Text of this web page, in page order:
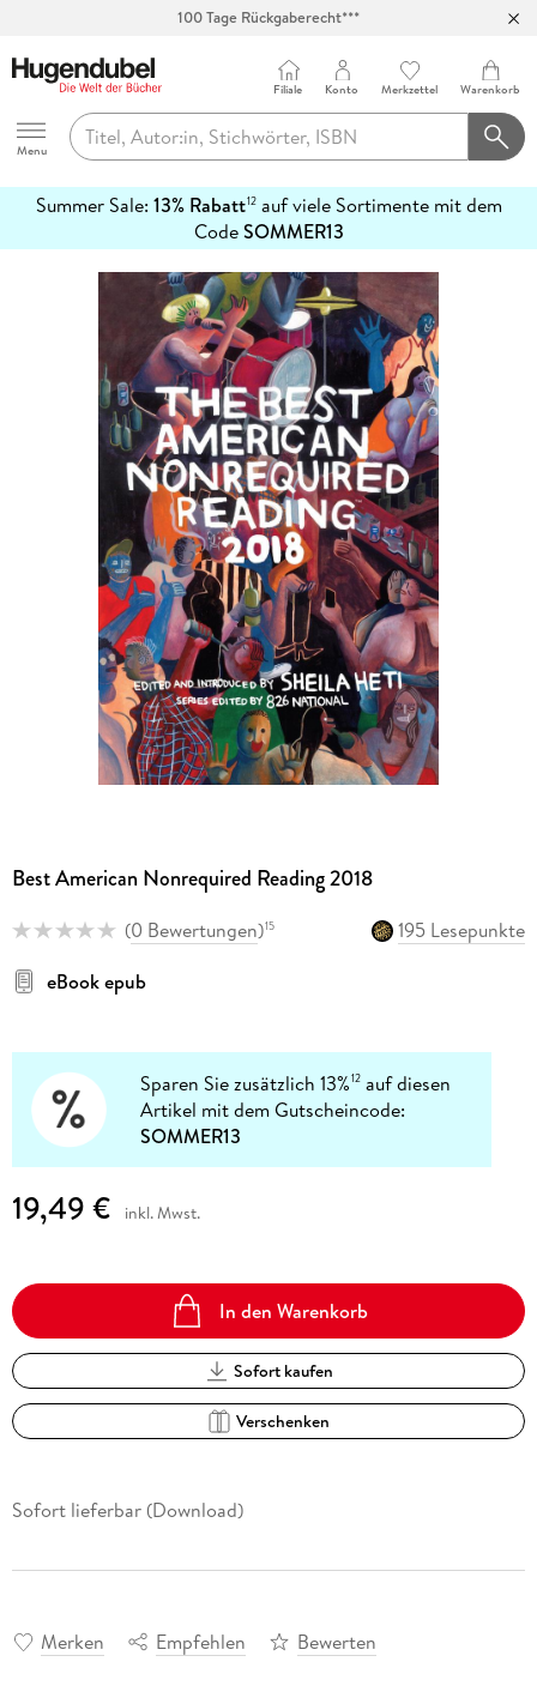
100 Tage Rückgaberecht***
Hugendubel
Menu
Filiale Konto Merkzettel Warenkorb
Summer Sale: 13% Rabatt12auf viele Sortimente mit dem
CodeSOMMER13
erfahren
Best American Nonrequired Reading 2018
(0 Bewertungen)15
195 Lesepunkte
eBook epub
Sparen Sie zusätzlich 13%12 auf diesen
Artikel mit dem Gutscheincode:
SOMMER13
19,49 € inkl. Mwst.
In den Warenkorb
Sofort kaufen
Verschenken
Sofort lieferbar (Download)
Merken Empfehlen Bewerten